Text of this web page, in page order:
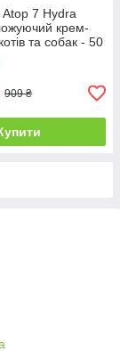
7 Hydra
крем-
та собак - 50
909 ₴